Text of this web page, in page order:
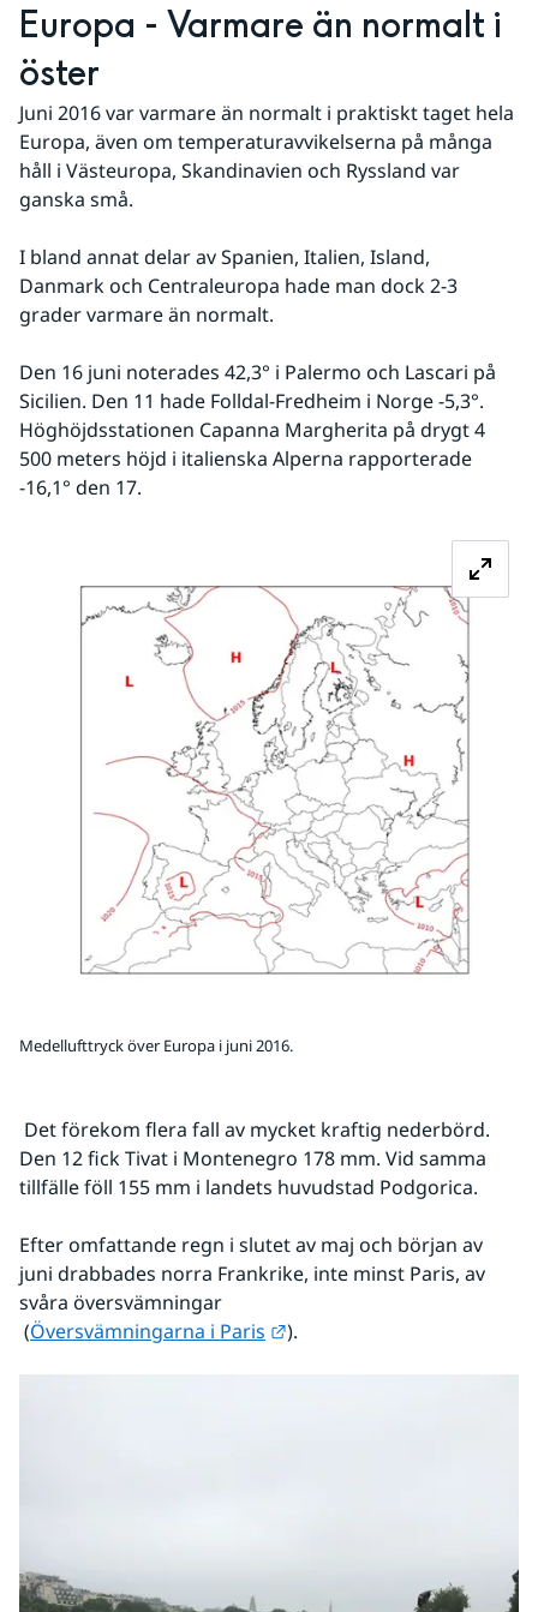
Europa - Varmare än normalt i
öster
Juni 2016 var varmare än normalt i praktiskt taget hela
Europa, även om temperaturavvikelserna på många
håll i Västeuropa, Skandinavien och Ryssland var
ganska små.
I bland annat delar av Spanien, Italien, Island,
Danmark och Centraleuropa hade man dock 2-3
grader varmare än normalt.
Den 16 juni noterades 42,3° i Palermo och Lascari på
Sicilien. Den 11 hade Folldal-Fredheim i Norge -5,3°.
Höghöjdsstationen Capanna Margherita på drygt 4
500 meters höjd i italienska Alperna rapporterade
-16,1° den 17.
Medellufttryck över Europa i juni 2016.
Den 12 fick Tivat i Montenegro 178 mm. Vid samma
tillfälle föll 155 mm i landets huvudstad Podgorica.
Efter omfattande regn i slutet av maj och början av
juni drabbades norra Frankrike, inte minst Paris, av
svåra översvämningar
(Översvämningarna i Paris Länk till annan webbplats.
).